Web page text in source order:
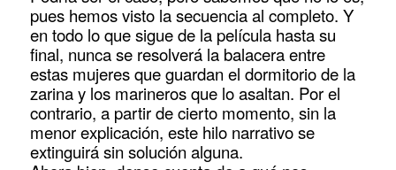
pues hemos visto la secuencia al completo. Y
en todo lo que sigue de la película hasta su
final, nunca se resolverá la balacera entre
estas mujeres que guardan el dormitorio de la
zarina y los marineros que lo asaltan. Por el
contrario, a partir de cierto momento, sin la
menor explicación, este hilo narrativo se
extinguirá sin solución alguna.